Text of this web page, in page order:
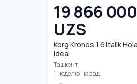
19 866 000
UZS
Korg Kronos 1 61talik Holati
Ideal
Ташкент
1 неделю назад